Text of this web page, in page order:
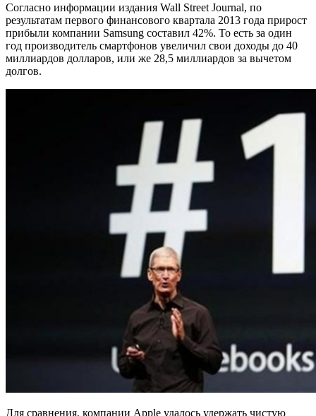
Согласно информации издания Wall Street Journal, по
результатам первого финансового квартала 2013 года прирост
прибыли компании Samsung составил 42%. То есть за один
год производитель смартфонов увеличил свои доходы до 40
миллиардов долларов, или же 28,5 миллиардов за вычетом
долгов.
Для сравнения, компании Apple удалось удержать чистую